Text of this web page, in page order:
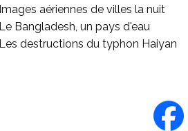
Images aériennes de villes la nuit
Le Bangladesh, un pays d'eau
Les destructions du typhon Haiyan